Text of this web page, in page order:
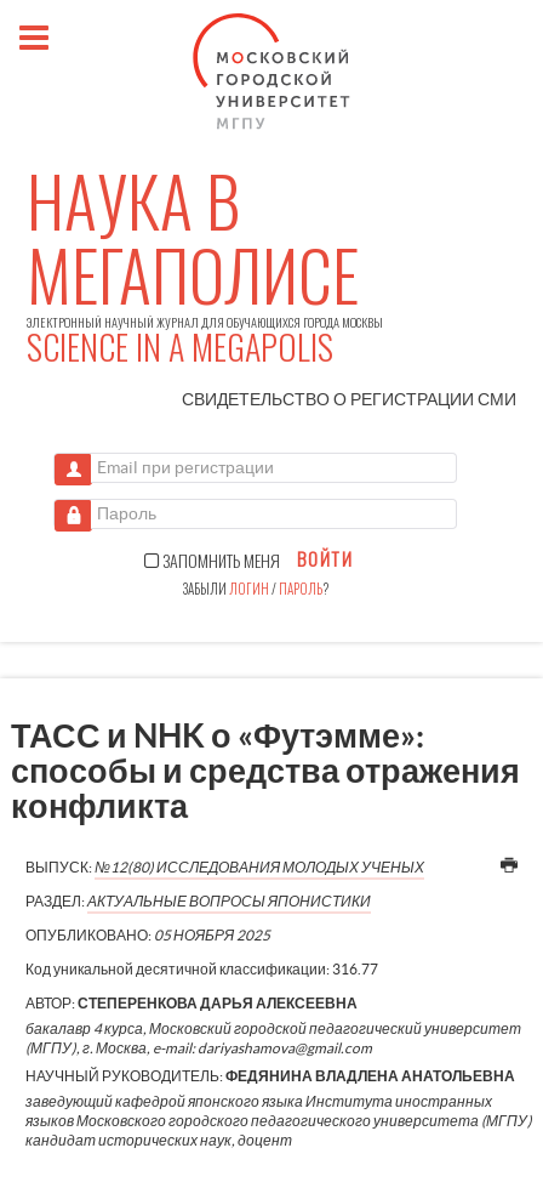
НАУКА В
МЕГАПОЛИСЕ
ЭЛЕКТРОННЫЙ НАУЧНЫЙ ЖУРНАЛ ДЛЯ ОБУЧАЮЩИХСЯ ГОРОДА МОСКВЫ
SCIENCE IN A MEGAPOLIS
СВИДЕТЕЛЬСТВО О РЕГИСТРАЦИИСМИ
Email при регистрации
Пароль
ЗАПОМНИТЬ МЕНЯ ВОЙТИ
ЗАБЫЛИ ЛОГИН/ПАРОЛЬ?
ТАСС и NHK о «Футэмме»:
способы и средства отражения
конфликта
ВЫПУСК:№12(80) ИССЛЕДОВАНИЯ МОЛОДЫХ УЧЕНЫХ
РАЗДЕЛ:АКТУАЛЬНЫЕ ВОПРОСЫ ЯПОНИСТИКИ
ОПУБЛИКОВАНО: 05 НОЯБРЯ 2025
Код уникальной десятичной классификации: 316.77
АВТОР:СТЕПЕРЕНКОВА ДАРЬЯ АЛЕКСЕЕВНА
бакалавр 4 курса, Московский городской педагогический университет
(МГПУ), г. Москва, e-mail: dariyashamova@gmail.com
НАУЧНЫЙ РУКОВОДИТЕЛЬ:ФЕДЯНИНА ВЛАДЛЕНА АНАТОЛЬЕВНА
заведующий кафедрой японского языка Института иностранных
языков Московского городского педагогического университета (МГПУ)
кандидат исторических наук, доцент